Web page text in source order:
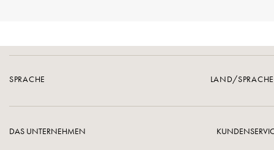
SPRACHE LAND/
DAS UNTERNEHMEN